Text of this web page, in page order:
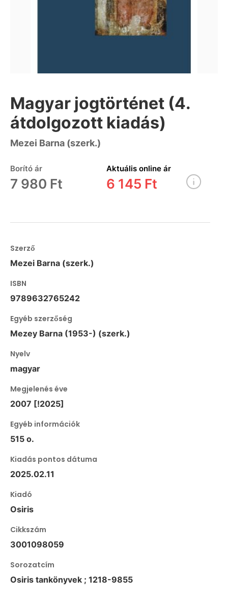
Magyar jogtörténet (4.
átdolgozott kiadás)
Mezei Barna (szerk.)
Borító ár
7 980 Ft
Aktuális online ár
6 145 Ft
Szerző
Mezei Barna (szerk.)
ISBN
9789632765242
Egyéb szerzőség
Mezey Barna (1953-) (szerk.)
Nyelv
magyar
Megjelenés éve
2007 [!2025]
Egyéb információk
515 o.
Kiadás pontos dátuma
2025.02.11
Kiadó
Osiris
Cikkszám
3001098059
Sorozatcím
Osiris tankönyvek ; 1218-9855